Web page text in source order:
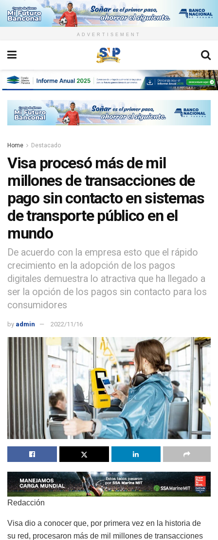
ADVERTISEMENT
Home Destacado
Visa procesó más de mil
millones de transacciones de
pago sin contacto en sistemas
de transporte público en el
mundo
De acuerdo con la empresa esto que el rápido
crecimiento en la adopción de los pagos
digitales demuestra lo atractiva que ha llegado a
ser la opción de los pagos sin contacto para los
consumidores
by admin 2022/11/16
Redacción
Visa dio a conocer que, por primera vez en la historia de
su red, procesaron más de mil millones de transacciones